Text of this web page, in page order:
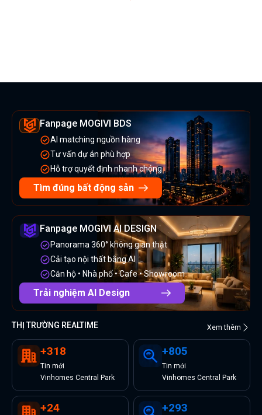
Fanpage MOGIVI BDS
AI matching nguồn hàng
Tư vấn dự án phù hợp
Hỗ trợ quyết định nhanh chóng
Tìm đúng bất động sản
Fanpage MOGIVI AI DESIGN
Panorama 360° không gian thật
Cải tạo nội thất bằng AI
Căn hộ • Nhà phố • Cafe • Showroom
Trải nghiệm AI Design
THỊ TRƯỜNG REALTIME Xem thêm
+318
Tin mới
Vinhomes Central Park
+805
Tin mới
Vinhomes Central Park
+24 +293